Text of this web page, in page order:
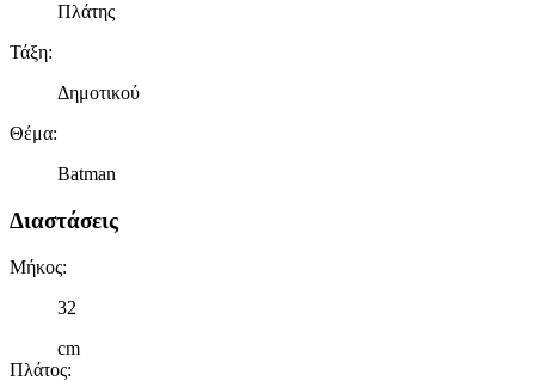
Πλάτης
Τάξη:
Δημοτικού
Θέμα:
Batman
Διαστάσεις
Μήκος:
32
cm
Πλάτος: